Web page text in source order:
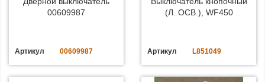
00609987
Артикул 00609987
(Л. ОСВ.), WF450
Артикул L851049